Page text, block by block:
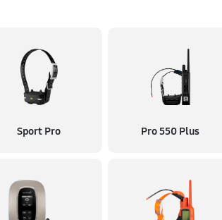
Sport Pro Pro 550 Plus